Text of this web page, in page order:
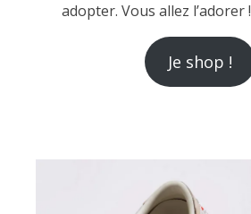
adopter. Vous allez l’adorer !
Je shop !